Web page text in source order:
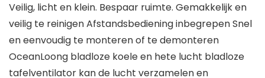
Veilig, licht en klein. Bespaar ruimte. Gemakkelijk en
veilig te reinigen Afstandsbediening inbegrepen Snel
en eenvoudig te monteren of te demonteren
OceanLoong bladloze koele en hete lucht bladloze
tafelventilator kan de lucht verzamelen en